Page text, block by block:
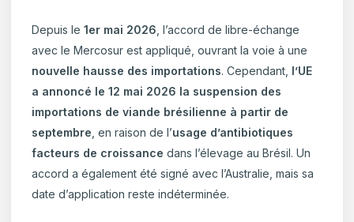
Depuis le1er mai 2026 , l’accord de libre-échange
avec le Mercosur est appliqué, ouvrant la voie à une
nouvelle hausse des importations. Cependant, l’UE
a annoncé le 12 mai 2026 la suspension des
importations de viande brésilienne à partir de
septembre , en raison de l’usage d’antibiotiques
facteurs de croissance dans l’élevage au Brésil. Un
accord a également été signé avec l’Australie, mais sa
date d’application reste indéterminée.